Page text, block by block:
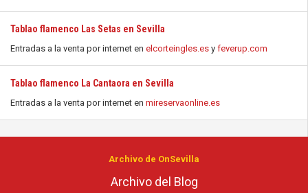
Tablao flamenco Las Setas en Sevilla
Entradas a la venta por internet en elcorteingles.es y feverup.com
Tablao flamenco La Cantaora en Sevilla
Entradas a la venta por internet en mireservaonline.es
Archivo de OnSevilla
Archivo del Blog